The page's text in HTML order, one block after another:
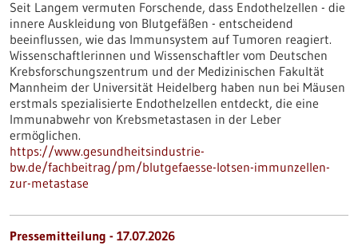
Seit Langem vermuten Forschende, dass Endothelzellen - die
innere Auskleidung von Blutgefäßen - entscheidend
beeinflussen, wie das Immunsystem auf Tumoren reagiert.
Wissenschaftlerinnen und Wissenschaftler vom Deutschen
Krebsforschungszentrum und der Medizinischen Fakultät
Mannheim der Universität Heidelberg haben nun bei Mäusen
erstmals spezialisierte Endothelzellen entdeckt, die eine
Immunabwehr von Krebsmetastasen in der Leber
ermöglichen.
https://www.gesundheitsindustrie-
bw.de/fachbeitrag/pm/blutgefaesse-lotsen-immunzellen-
zur-metastase
Pressemitteilung - 17.07.2026